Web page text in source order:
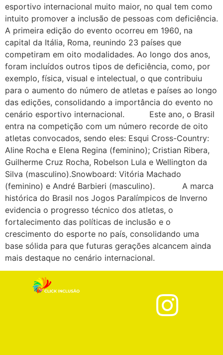
esportivo internacional muito maior, no qual tem como
intuito promover a inclusão de pessoas com deficiência.
A primeira edição do evento ocorreu em 1960, na
capital da Itália, Roma, reunindo 23 países que
competiram em oito modalidades. Ao longo dos anos,
foram incluídos outros tipos de deficiência, como, por
exemplo, física, visual e intelectual, o que contribuiu
para o aumento do número de atletas e países ao longo
das edições, consolidando a importância do evento no
cenário esportivo internacional. Este ano, o Brasil
entra na competição com um número recorde de oito
atletas convocados, sendo eles: Esqui Cross-Country:
Aline Rocha e Elena Regina (feminino); Cristian Ribera,
Guilherme Cruz Rocha, Robelson Lula e Wellington da
Silva (masculino).Snowboard: Vitória Machado
(feminino) e André Barbieri (masculino). A marca
histórica do Brasil nos Jogos Paralímpicos de Inverno
evidencia o progresso técnico dos atletas, o
fortalecimento das políticas de inclusão e o
crescimento do esporte no país, consolidando uma
base sólida para que futuras gerações alcancem ainda
mais destaque no cenário internacional.